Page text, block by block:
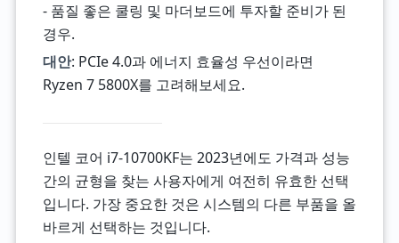
- 품질 좋은 쿨링 및 마더보드에 투자할 준비가 된
경우.
대안: PCIe 4.0과 에너지 효율성 우선이라면
Ryzen 7 5800X를 고려해보세요.
인텔 코어 i7-10700KF는 2023년에도 가격과 성능
간의 균형을 찾는 사용자에게 여전히 유효한 선택
입니다. 가장 중요한 것은 시스템의 다른 부품을 올
바르게 선택하는 것입니다.